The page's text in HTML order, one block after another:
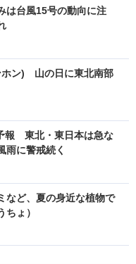
台風15号の動向に注
ホン) 山の日に東北南部
報 東北・東日本は急な
に警戒続く
など、夏の身近な植物で
ょ）